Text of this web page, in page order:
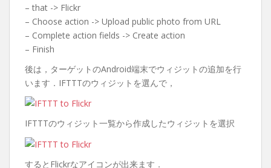
– that -> Flickr
– Choose action -> Upload public photo from URL
– Complete action fields -> Create action
– Finish
後は，ターゲットのAndroid端末でウィジットの追加を行
います．IFTTTのウィジットを選んで，
IFTTTのウィジット一覧から作成したウィジットを選択
するとFlickrなアイコンが出来ます．